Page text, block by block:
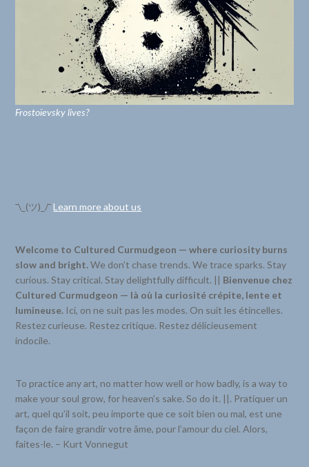
Frostoïevsky lives?
¯\_(ツ)_/¯Learn more about us
Welcome to Cultured Curmudgeon — where curiosity burns
slow and bright.We don’t chase trends. We trace sparks. Stay
curious. Stay critical. Stay delightfully difficult. || Bienvenue chez
Cultured Curmudgeon — là où la curiosité crépite, lente et
lumineuse. Ici, on ne suit pas les modes. On suit les étincelles.
Restez curieuse. Restez critique. Restez délicieusement
indocile.
To practice any art, no matter how well or how badly, is a way to
make your soul grow, for heaven’s sake. So do it. ||. Pratiquer un
art, quel qu’il soit, peu importe que ce soit bien ou mal, est une
façon de faire grandir votre âme, pour l’amour du ciel. Alors,
faites-le. – Kurt Vonnegut